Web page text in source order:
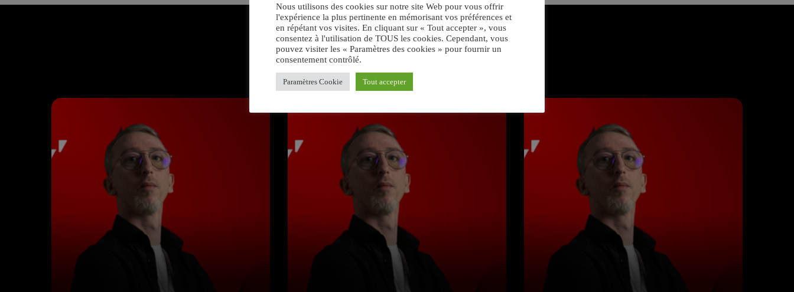
VOUS AIMEREZ AUSSI
Nous utilisons des cookies sur notre site Web pour vous offrir
l'expérience la plus pertinente en mémorisant vos préférences et
en répétant vos visites. En cliquant sur « Tout accepter », vous
consentez à l'utilisation de TOUS les cookies. Cependant, vous
pouvez visiter les « Paramètres des cookies » pour fournir un
consentement contrôlé.
Paramètres Cookie Tout accepter